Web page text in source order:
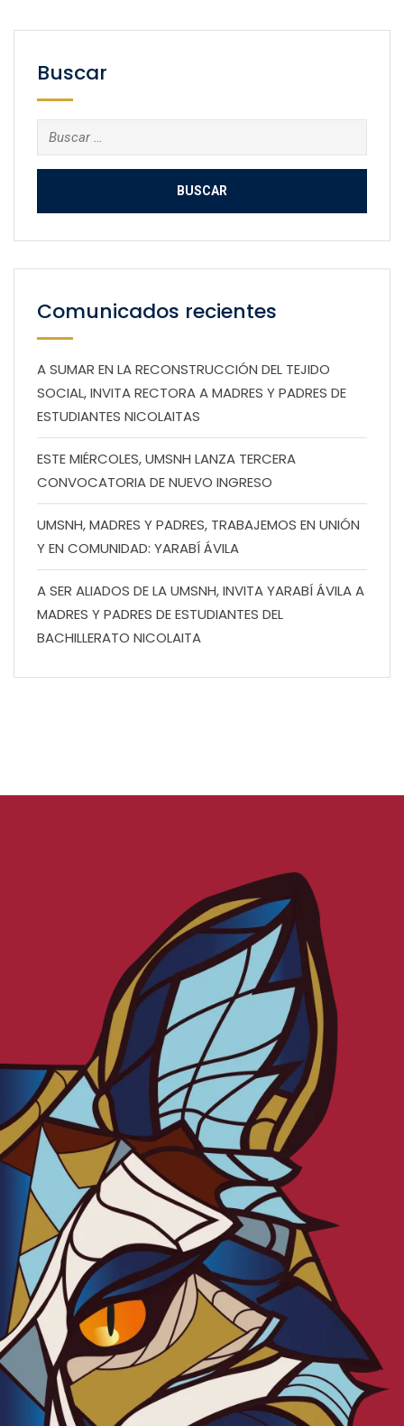
Buscar
Buscar:
Comunicados recientes
A SUMAR EN LA RECONSTRUCCIÓN DEL TEJIDO
SOCIAL, INVITA RECTORA A MADRES Y PADRES DE
ESTUDIANTES NICOLAITAS
ESTE MIÉRCOLES, UMSNH LANZA TERCERA
CONVOCATORIA DE NUEVO INGRESO
UMSNH, MADRES Y PADRES, TRABAJEMOS EN UNIÓN
Y EN COMUNIDAD: YARABÍ ÁVILA
A SER ALIADOS DE LA UMSNH, INVITA YARABÍ ÁVILA A
MADRES Y PADRES DE ESTUDIANTES DEL
BACHILLERATO NICOLAITA